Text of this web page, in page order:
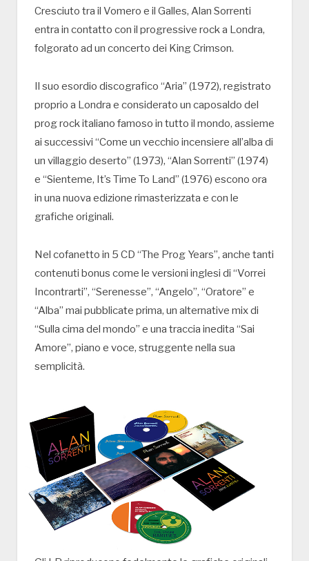
Cresciuto tra il Vomero e il Galles, Alan Sorrenti
entra in contatto con il progressive rock a Londra,
folgorato ad un concerto dei King Crimson.
Il suo esordio discografico “Aria” (1972), registrato
proprio a Londra e considerato un caposaldo del
prog rock italiano famoso in tutto il mondo, assieme
ai successivi “Come un vecchio incensiere all’alba di
un villaggio deserto” (1973), “Alan Sorrenti” (1974)
e “Sienteme, It’s Time To Land” (1976) escono ora
in una nuova edizione rimasterizzata e con le
grafiche originali.
Nel cofanetto in 5 CD “The Prog Years”, anche tanti
contenuti bonus come le versioni inglesi di “Vorrei
Incontrarti”, “Serenesse”, “Angelo”, “Oratore” e
“Alba” mai pubblicate prima, un alternative mix di
“Sulla cima del mondo” e una traccia inedita “Sai
Amore”, piano e voce, struggente nella sua
semplicità.